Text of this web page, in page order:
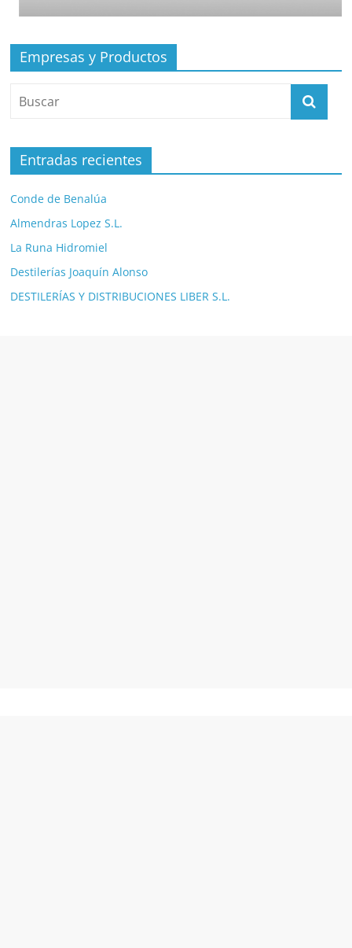
Empresas y Productos
Entradas recientes
Conde de Benalúa
Almendras Lopez S.L.
La Runa Hidromiel
Destilerías Joaquín Alonso
DESTILERÍAS Y DISTRIBUCIONES LIBER S.L.